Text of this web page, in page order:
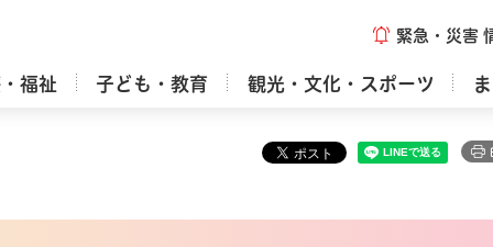
緊急・災害
福祉 子ども・教育 観光・文化・スポーツ